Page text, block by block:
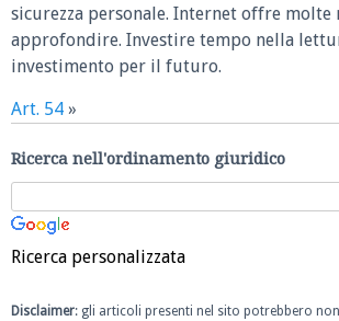
sicurezza personale. Internet offre molte
approfondire. Investire tempo nella
investimento per il futuro.
Art. 54 »
Ricerca nell'ordinamento giuridico
Ricerca personalizzata
Disclaimer: gli articoli presenti nel sito potrebbero